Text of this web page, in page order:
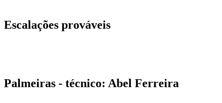
Escalações prováveis
Palmeiras - técnico: Abel Ferreira